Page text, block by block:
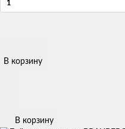
В корзину
В корзину